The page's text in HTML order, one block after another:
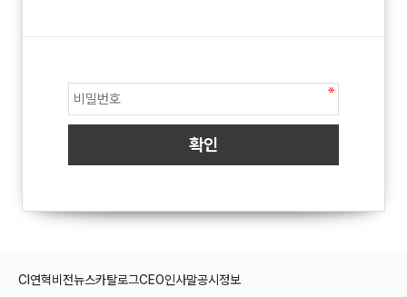
CI 연혁비전뉴스카탈로그CEO인사말공시정보